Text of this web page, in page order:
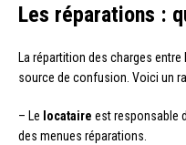
Les réparations :
La répartition des charges
source de confusion. Voici un
– Le locataire est responsable
des menues réparations.